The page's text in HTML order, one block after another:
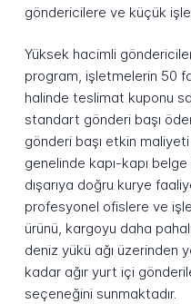
göndericilere ve küçük
Yüksek hacimli
program, işletmelerin 50
halinde teslimat kuponu
standart gönderi başı
gönderi başı etkin
genelinde kapı-kapı
dışarıya doğru kurye
profesyonel ofislere ve
ürünü, kargoyu daha
deniz yükü ağı üzerinden
kadar ağır yurt içi
seçeneğini sunmaktadır.